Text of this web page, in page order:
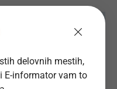
delovnih mestih,
E-informator vam to